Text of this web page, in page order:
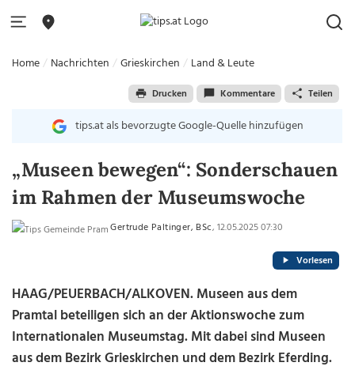
Home Nachrichten Grieskirchen Land & Leute
Drucken Kommentare Teilen
tips.at als bevorzugte Google-Quelle hinzufügen
„Museen bewegen“: Sonderschauen
im Rahmen der Museumswoche
Gertrude Paltinger, BSc, 12.05.2025 07:30
Vorlesen
HAAG/PEUERBACH/ALKOVEN.Museen aus dem
Pramtal beteiligen sich an der Aktionswoche zum
Internationalen Museumstag. Mit dabei sind Museen
aus dem Bezirk Grieskirchen und dem Bezirk Eferding.